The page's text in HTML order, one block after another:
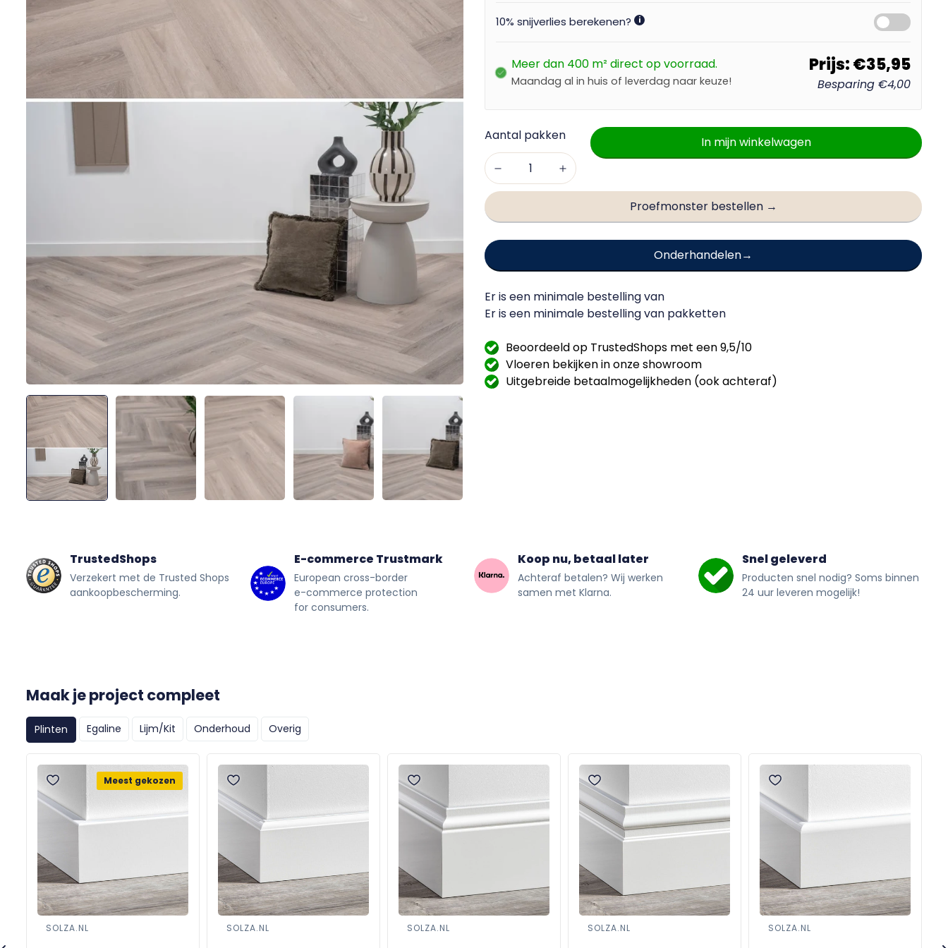
10% snijverlies berekenen? i
Meer dan 400 m² direct op voorraad.
Maandag al in huis of leverdag naar keuze!
Prijs:€35,95
Besparing €4,00
In mijn winkelwagen
Proefmonster bestellen →
Onderhandelen
Er is een minimale bestelling van
Er is een minimale bestelling van pakketten
Beoordeeld op TrustedShops met een 9,5/10
Vloeren bekijken in onze showroom
Uitgebreide betaalmogelijkheden (ook achteraf)
TrustedShops
Verzekert met de Trusted Shops
aankoopbescherming.
E-commerce Trustmark
European cross-border
e-commerce protection
for consumers.
Koop nu, betaal later
Achteraf betalen? Wij werken
samen met Klarna.
Snel geleverd
Producten snel nodig? Soms binnen
24 uur leveren mogelijk!
Maak je project compleet
Plinten Egaline Lijm/Kit Onderhoud Overig
Meest gekozen
SOLZA.NL SOLZA.NL SOLZA.NL SOLZA.NL SOLZA.NL